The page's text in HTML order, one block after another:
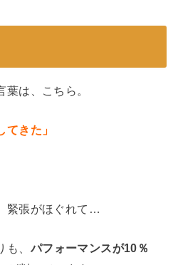
は、こちら。
てきた」
緊張がほぐれて…
、 パフォーマンスが10％